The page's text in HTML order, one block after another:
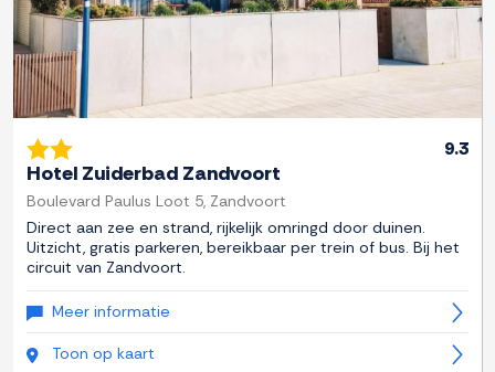
9.3
Hotel Zuiderbad Zandvoort
Boulevard Paulus Loot 5, Zandvoort
Direct aan zee en strand, rijkelijk omringd door duinen.
Uitzicht, gratis parkeren, bereikbaar per trein of bus. Bij het
circuit van Zandvoort.
Meer informatie
Toon op kaart